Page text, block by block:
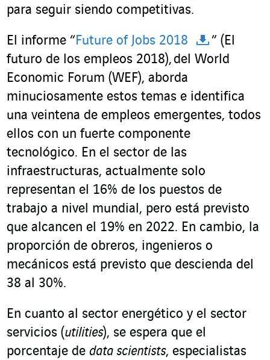
para seguir siendo competitivas.
El informe “Future of Jobs 2018
” (El
futuro de los empleos 2018), del World
Economic Forum (WEF), aborda
minuciosamente estos temas e identifica
una veintena de empleos emergentes, todos
ellos con un fuerte componente
tecnológico. En el sector de las
infraestructuras, actualmente solo
representan el 16% de los puestos de
trabajo a nivel mundial, pero está previsto
que alcancen el 19% en 2022. En cambio, la
proporción de obreros, ingenieros o
mecánicos está previsto que descienda del
38 al 30%.
En cuanto al sector energético y el sector
servicios (utilities), se espera que el
porcentaje de data scientists, especialistas